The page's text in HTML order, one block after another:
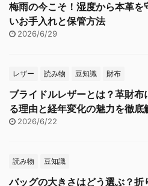
梅雨の今こそ！湿度から本革を
いお手入れと保管方法
2026/6/29
レザー 読み物 豆知識 財布
ブライドルレザーとは？革財布
る理由と経年変化の魅力を徹底
2026/6/22
読み物 豆知識
バッグの大きさはどう選ぶ？折